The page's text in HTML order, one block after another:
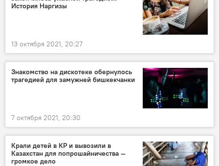
История Наргизы
13 октября 2021, 20:27
Знакомство на дискотеке обернулось
трагедией для замужней бишкекчанки
7 октября 2021, 20:30
Крали детей в КР и вывозили в
Казахстан для попрошайничества —
громкое дело